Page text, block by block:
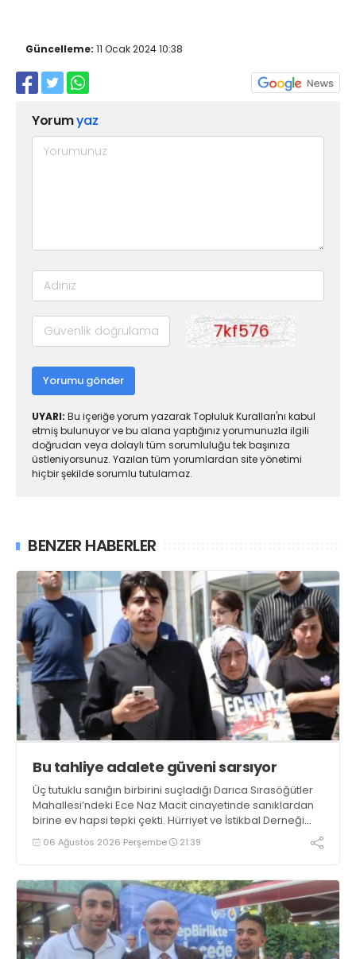
Güncelleme: 11 Ocak 2024 10:38
Yorumyaz
Yorumu gönder
UYARI: Bu içeriğe yorum yazarak Topluluk Kuralları'nı kabul
etmiş bulunuyor ve bu alana yaptığınız yorumunuzla ilgili
doğrudan veya dolaylı tüm sorumluluğu tek başınıza
üstleniyorsunuz. Yazılan tüm yorumlardan site yönetimi
hiçbir şekilde sorumlu tutulamaz.
BENZER HABERLER
Bu tahliye adalete güveni sarsıyor
Üç tutuklu sanığın birbirini suçladığı Darıca Sırasöğütler
Mahallesi’ndeki Ece Naz Macit cinayetinde sanıklardan
birine ev hapsi tepki çekti. Hürriyet ve İstikbal Derneği
yöneticisi Esat Aydın kararın, adalete olan güvenlerini
sarstığını söyledi
06 Ağustos 2026 Perşembe 21:39